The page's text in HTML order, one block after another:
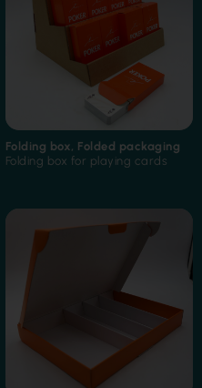
Folding box, Folded packaging
Folding box for playing cards